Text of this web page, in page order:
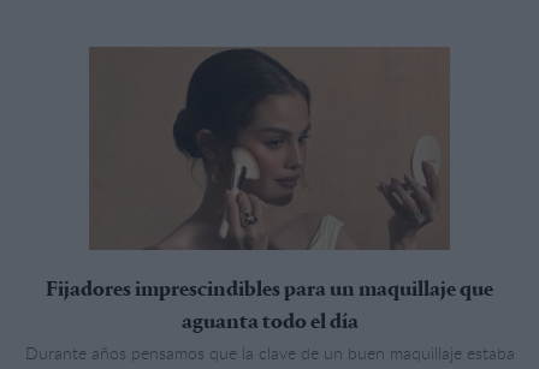
Fijadores imprescindibles para un maquillaje que
aguanta todo el día
Durante años pensamos que la clave de un buen maquillaje estaba